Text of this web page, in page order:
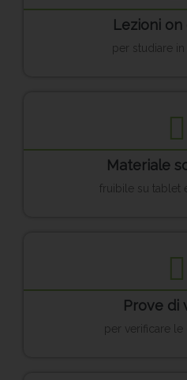
Lezioni on
per studiare
Materiale
fruibile su tablet
Prove di
per verificare